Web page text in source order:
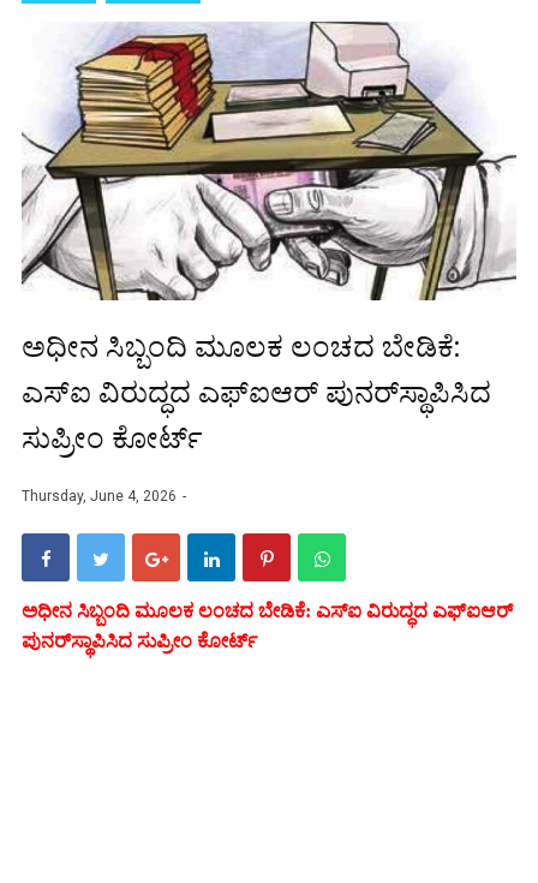
ಅಧೀನ ಸಿಬ್ಬಂದಿ ಮೂಲಕ ಲಂಚದ ಬೇಡಿಕೆ:
ಎಸ್‌ಐ ವಿರುದ್ಧದ ಎಫ್‌ಐಆರ್ ಪುನರ್‌ಸ್ಥಾಪಿಸಿದ
ಸುಪ್ರೀಂ ಕೋರ್ಟ್‌
Thursday, June 4, 2026
ಅಧೀನ ಸಿಬ್ಬಂದಿ ಮೂಲಕ ಲಂಚದ ಬೇಡಿಕೆ: ಎಸ್‌ಐ ವಿರುದ್ಧದ ಎಫ್‌ಐಆರ್
ಪುನರ್‌ಸ್ಥಾಪಿಸಿದ ಸುಪ್ರೀಂ ಕೋರ್ಟ್‌